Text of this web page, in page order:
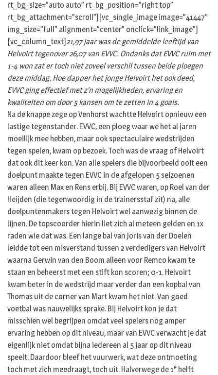
rt_bg_size=”auto auto” rt_bg_position=”right top”
rt_bg_attachment=”scroll”][vc_single_image image=”41447″
img_size=”full” alignment=”center” onclick=”link_image”]
[vc_column_text]21,97 jaar was de gemiddelde leeftijd van
Helvoirt tegenover 26,07 van EVVC. Ondanks dat EVVC ruim met
1-4 won zat er toch niet zoveel verschil tussen beide ploegen
deze middag. Hoe dapper het jonge Helvoirt het ook deed,
EVVC ging effectief met z’n mogelijkheden, ervaring en
kwaliteiten om door 5 kansen om te zetten in 4 goals.
Na de knappe zege op Venhorst wachtte Helvoirt opnieuw een
lastige tegenstander. EVVC, een ploeg waar we het al jaren
moeilijk mee hebben, maar ook spectaculaire wedstrijden
tegen spelen, kwam op bezoek. Toch was de vraag of Helvoirt
dat ook dit keer kon. Van alle spelers die bijvoorbeeld ooit een
doelpunt maakte tegen EVVC in de afgelopen 5 seizoenen
waren alleen Max en Rens erbij. Bij EVVC waren, op Roel van der
Heijden (die tegenwoordig in de trainersstaf zit) na, alle
doelpuntenmakers tegen Helvoirt wel aanwezig binnen de
lijnen. De topscoorder hierin liet zich al meteen gelden en 1x
raden wie dat was. Een lange bal van Joris van der Doelen
leidde tot een misverstand tussen 2 verdedigers van Helvoirt
waarna Gerwin van den Boom alleen voor Remco kwam te
staan en beheerst met een stift kon scoren; 0-1. Helvoirt
kwam beter in de wedstrijd maar verder dan een kopbal van
Thomas uit de corner van Mart kwam het niet. Van goed
voetbal was nauwelijks sprake. Bij Helvoirt kon je dat
misschien wel begrijpen omdat veel spelers nog amper
ervaring hebben op dit niveau, maar van EVVC verwacht je dat
eigenlijk niet omdat bijna iedereen al 5 jaar op dit niveau
speelt. Daardoor bleef het vuurwerk, wat deze ontmoeting
toch met zich meedraagt, toch uit. Halverwege de 1e helft